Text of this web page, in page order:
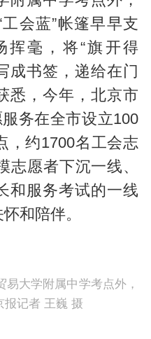
会蓝”帐篷早早支
挥毫，将“旗开得
成书签，递给在门
悉，今年，北京市
务在全市设立100
，约1700名工会志
志愿者下沉一线、
和服务考试的一线
和陪伴。
大学附属中学考点外，
报记者 王巍 摄